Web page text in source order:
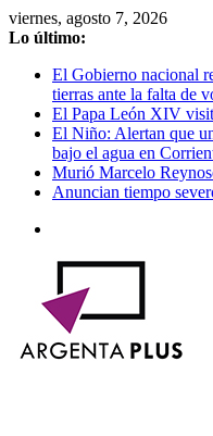
Saltar
al
viernes, agosto 7, 2026
Lo último:
El Gobierno nacional
tierras ante la falta de
El Papa León XIV
El Niño: Alertan que
bajo el agua en
Murió Marcelo
Anuncian tiempo